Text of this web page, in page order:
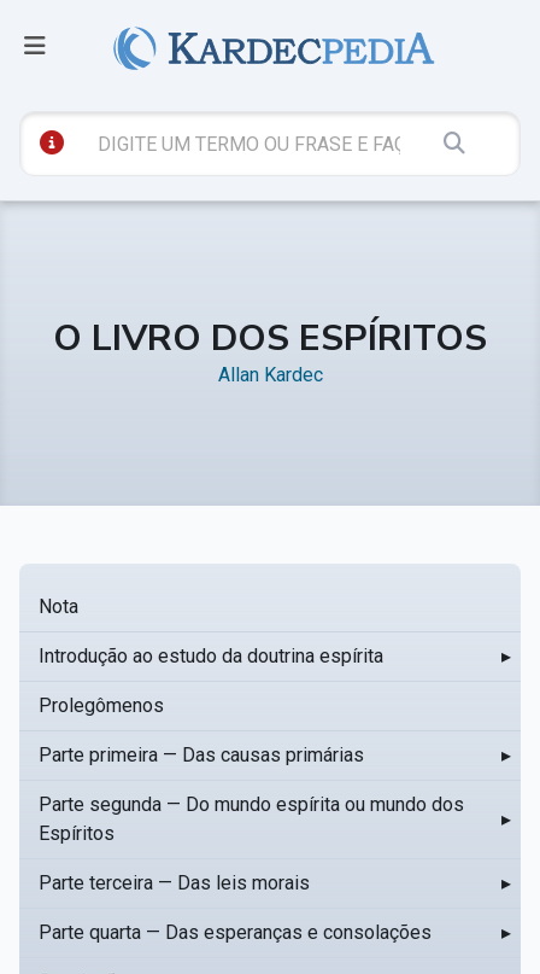
O LIVRO DOS ESPÍRITOS
Allan Kardec
Nota
Introdução ao estudo da doutrina espírita ▸
Prolegômenos
Parte primeira — Das causas primárias ▸
Parte segunda — Do mundo espírita ou mundo dos
Espíritos
▸
Parte terceira — Das leis morais ▸
Parte quarta — Das esperanças e consolações ▸